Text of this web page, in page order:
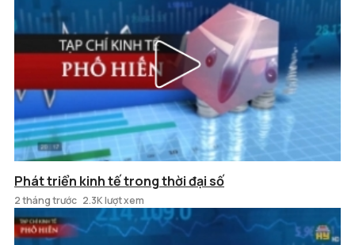
Phát triển kinh tế trong thời đại số
2 tháng trước 2.3K lượt xem